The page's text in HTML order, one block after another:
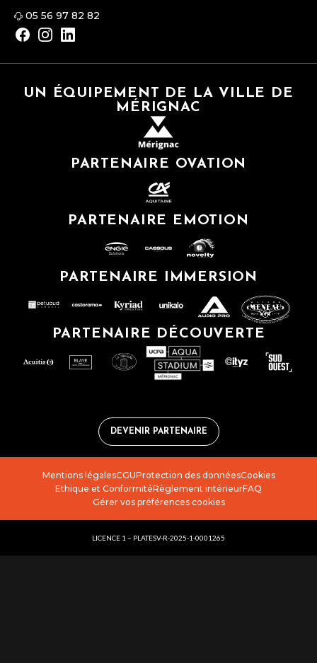
05 56 97 82 82
UN ÉQUIPEMENT DE LA VILLE DE
MÉRIGNAC
PARTENAIRE OVATION
PARTENAIRE EMOTION
PARTENAIRE IMMERSION
PARTENAIRE DÉCOUVERTE
DEVENIR PARTENAIRE
Mentions légalesCGUProtection des donnéesCookies
Ethique et ConformitéRèglement intérieurFAQ
Gérer vos préférences cookies
LICENCE 1 – PLATESV-R-2025-1-0001265